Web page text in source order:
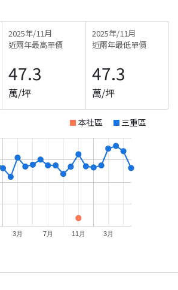
2025年/11月
近兩年最高單價
47.3
萬/坪
2025年/11月
近兩年最低單價
47.3
萬/坪
本社區 三重區
3月 7月 11月 3月